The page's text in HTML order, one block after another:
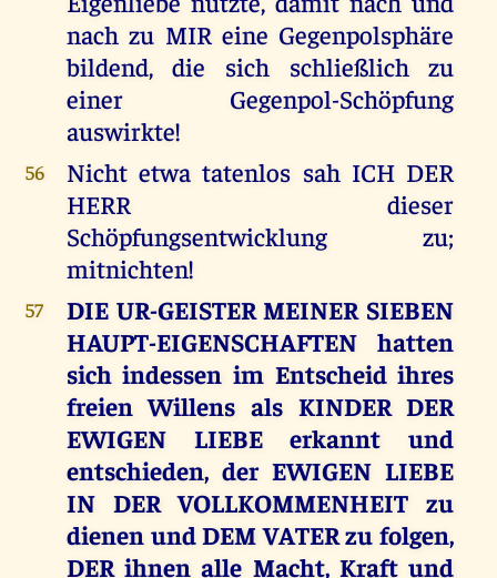
nach zu MIR eine Gegenpolsphäre
bildend, die sich schließlich zu
einer Gegenpol-Schöpfung
auswirkte!
56
Nicht etwa tatenlos sah ICH DER
HERR dieser
Schöpfungsentwicklung zu;
mitnichten!
57
DIE UR-GEISTER MEINER SIEBEN
HAUPT-EIGENSCHAFTEN hatten
sich indessen im Entscheid ihres
freien Willens als KINDER DER
EWIGEN LIEBE erkannt und
entschieden, der EWIGEN LIEBE
IN DER VOLLKOMMENHEIT zu
dienen und DEM VATER zu folgen,
DER ihnen alle Macht, Kraft und